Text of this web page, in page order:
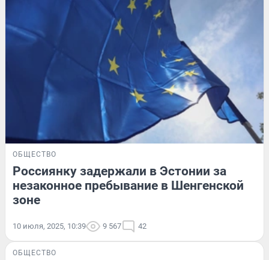
ОБЩЕСТВО
Россиянку задержали в Эстонии за
незаконное пребывание в Шенгенской
зоне
10 июля, 2025, 10:39 9 567 42
ОБЩЕСТВО